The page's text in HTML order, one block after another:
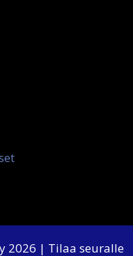
2026 | Tilaa seuralle